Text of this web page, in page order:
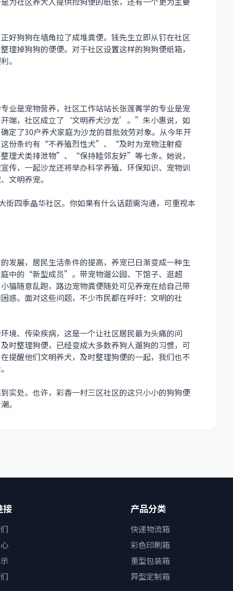
好狗狗在墙角拉了成堆粪便。钱先生立即从钉在社区
理掉狗狗的便便。对于社区设置这样的狗狗便纸箱，
。
业是宠物营养，社区工作站站长张莲菁学的专业是宠
端，社区成立了‘文明养犬沙龙’。”朱小惠说，如
定了30户养犬家庭为沙龙的首批效劳对象。从今年开
这份条约有“不养殖烈性犬”、“及时为宠物注射疫
犬类排泄物”、“保持睦邻友好”等七条。她说，
传，一起沙龙还将举办科学养殖、环保知识、宠物训
文明养宠。
四季晶华社区。你如果有什么话题需沟通，可重视本
展，居民生活条件的提高，养宠已日渐变成一种生
的“新型成员”。带宠物遛公园、下馆子、逛超
随意乱跑，路边宠物粪便随处可见――养宠在给自己带
惑。面对这些问题，不少市民都在呼吁：文明的社
境、传染疾病，这是一个让社区居民最为头痛的问
时整理狗便，已经变成大多数养狗人遛狗的习惯，可
提醒他们文明养犬，及时整理狗便的一起，我们也不
处。也许，彩香一村三区社区的这只小小的狗狗便
。
接 产品分类
快递物流箱
彩色印刷箱
重型包装箱
异型定制箱